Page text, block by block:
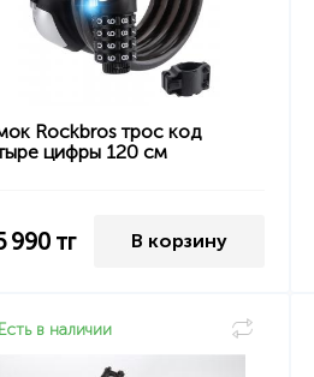
Rockbros трос код
цифры 120 см
990тг В корзину
Есть в наличии